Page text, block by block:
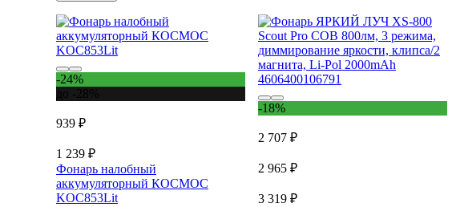
-24%
939 ₽
1 239 ₽
Фонарь налобный
аккумуляторный КОСМОС
KOC853Lit
-18%
2 707 ₽
2 965 ₽
3 319 ₽